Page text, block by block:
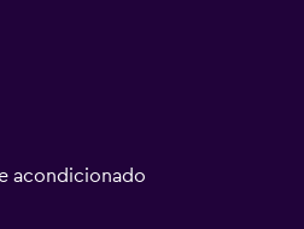
acondicionado